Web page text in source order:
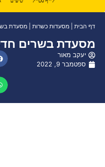
דף הבית מסעדות כשרות מסעדת
מסעדת בשרים
יעקב מאור
ספטמבר 9, 2022